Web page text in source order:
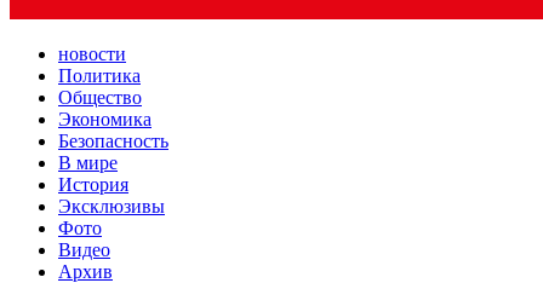
новости
Политика
Общество
Экономика
Безопасность
В мире
История
Эксклюзивы
Фото
Видео
Архив